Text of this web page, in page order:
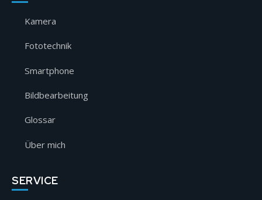
Kamera
Fototechnik
Smartphone
Bildbearbeitung
Glossar
Über mich
SERVICE